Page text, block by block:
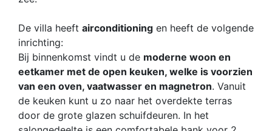
De villa heeft airconditioning en heeft de volgende
inrichting:
Bij binnenkomst vindt u de moderne woon en
eetkamer met de open keuken, welke is voorzien
van een oven, vaatwasser en magnetron. Vanuit
de keuken kunt u zo naar het overdekte terras
door de grote glazen schuifdeuren. In het